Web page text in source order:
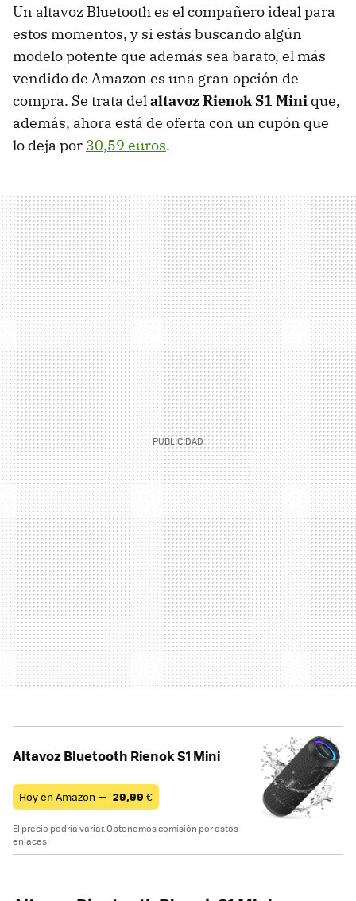
Un altavoz Bluetooth es el compañero ideal para
estos momentos, y si estás buscando algún
modelo potente que además sea barato, el más
vendido de Amazon es una gran opción de
compra. Se trata delaltavoz Rienok S1 Mini que,
además, ahora está de oferta con un cupón que
lo deja por 30,59 euros.
Altavoz Bluetooth Rienok S1 Mini
Hoy en Amazon — 29,99 €
El precio podría variar. Obtenemos comisión por estos
enlaces